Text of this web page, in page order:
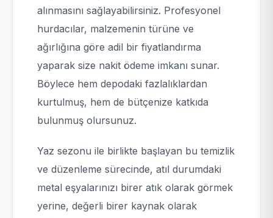
alınmasını sağlayabilirsiniz. Profesyonel
hurdacılar, malzemenin türüne ve
ağırlığına göre adil bir fiyatlandırma
yaparak size nakit ödeme imkanı sunar.
Böylece hem depodaki fazlalıklardan
kurtulmuş, hem de bütçenize katkıda
bulunmuş olursunuz.
Yaz sezonu ile birlikte başlayan bu temizlik
ve düzenleme sürecinde, atıl durumdaki
metal eşyalarınızı birer atık olarak görmek
yerine, değerli birer kaynak olarak